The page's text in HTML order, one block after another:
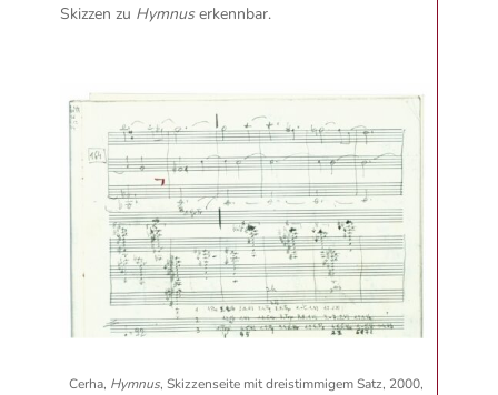
Skizzen zu Hymnus erkennbar.
Cerha, Hymnus, Skizzenseite mit dreistimmigem Satz, 2000,